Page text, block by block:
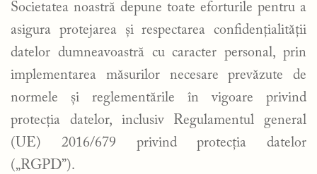
Societatea noastră depune toate eforturile pentru a
asigura protejarea și respectarea confidențialității
datelor dumneavoastră cu caracter personal, prin
implementarea măsurilor necesare prevăzute de
normele și reglementările în vigoare privind
protecția datelor, inclusiv Regulamentul general
(UE) 2016/679 privind protecția datelor
(„RGPD”).